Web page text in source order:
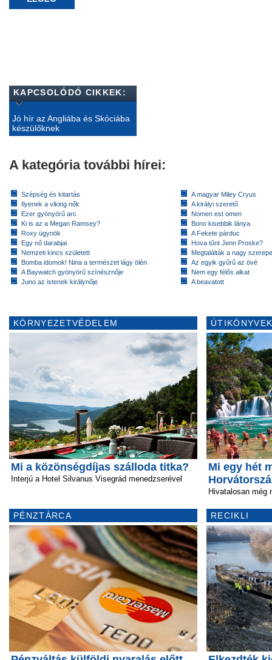
KAPCSOLÓDÓ CIKKEK:
Jó hír az Angliába és Skóciába
készülőknek
A kategória további hírei:
Szépség és kitartás
Ilyenek a viking nők
Ezer gyönyörű arc
Ki is az a Megan Ramsey?
Roxy ügynök
Egy nő darabjai
Nemzeti kincs született
Bomba idomok! Nina a természet lágy ölén
A Baywatch gyönyörű színésznője
Juno az istenek királynője
A magyar Miley Cryus
A királyi szerető
Nomen est omen
Bono kisebbik lánya
A Fekete párduc
Hova tűnt Jenn Proske?
Megtalálták a nagy
Az egyik gyűrű az övé
Nem egy félős alkat
A beavatott
KÖRNYEZETVÉDELEM
Mi a közönségdíjas szálloda titka?
Interjú a Hotel Silvanus Visegrád menedzserével
PÉNZTÁRCA
Mi egy hét
Hivatalosan még
RECIKLI